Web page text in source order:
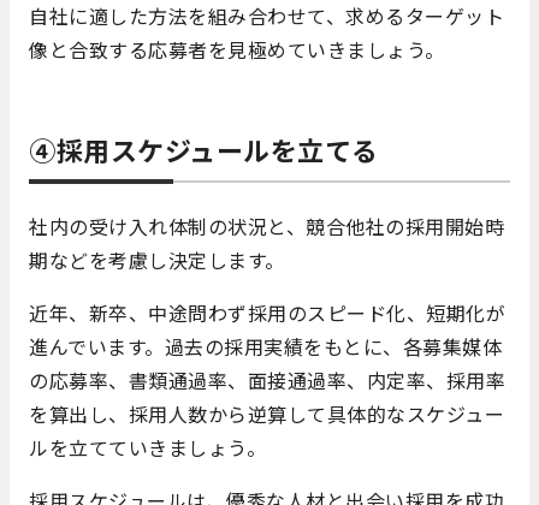
自社に適した方法を組み合わせて、求めるターゲット
像と合致する応募者を見極めていきましょう。
④採用スケジュールを立てる
社内の受け入れ体制の状況と、競合他社の採用開始時
期などを考慮し決定します。
近年、新卒、中途問わず採用のスピード化、短期化が
進んでいます。過去の採用実績をもとに、各募集媒体
の応募率、書類通過率、面接通過率、内定率、採用率
を算出し、採用人数から逆算して具体的なスケジュー
ルを立てていきましょう。